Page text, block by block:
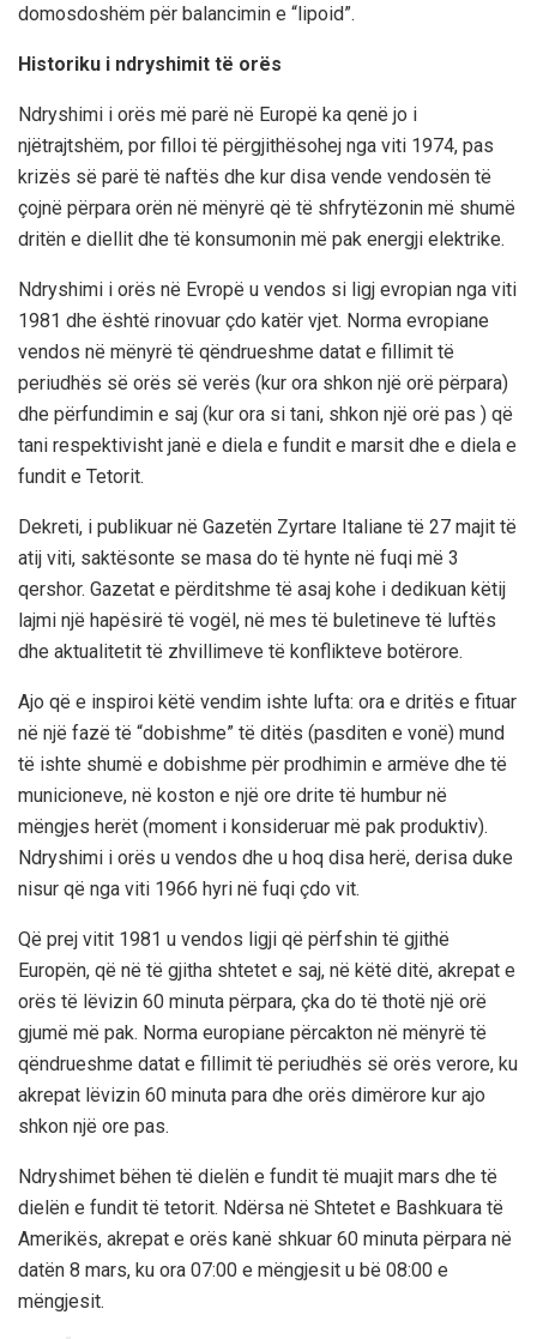
domosdoshëm për balancimin e “lipoid”.
Historiku i ndryshimit të orës
Ndryshimi i orës më parë në Europë ka qenë jo i
njëtrajtshëm, por filloi të përgjithësohej nga viti 1974, pas
krizës së parë të naftës dhe kur disa vende vendosën të
çojnë përpara orën në mënyrë që të shfrytëzonin më shumë
dritën e diellit dhe të konsumonin më pak energji elektrike.
Ndryshimi i orës në Evropë u vendos si ligj evropian nga viti
1981 dhe është rinovuar çdo katër vjet. Norma evropiane
vendos në mënyrë të qëndrueshme datat e fillimit të
periudhës së orës së verës (kur ora shkon një orë përpara)
dhe përfundimin e saj (kur ora si tani, shkon një orë pas ) që
tani respektivisht janë e diela e fundit e marsit dhe e diela e
fundit e Tetorit.
Dekreti, i publikuar në Gazetën Zyrtare Italiane të 27 majit të
atij viti, saktësonte se masa do të hynte në fuqi më 3
qershor. Gazetat e përditshme të asaj kohe i dedikuan këtij
lajmi një hapësirë të vogël, në mes të buletineve të luftës
dhe aktualitetit të zhvillimeve të konflikteve botërore.
Ajo që e inspiroi këtë vendim ishte lufta: ora e dritës e fituar
në një fazë të “dobishme” të ditës (pasditen e vonë) mund
të ishte shumë e dobishme për prodhimin e armëve dhe të
municioneve, në koston e një ore drite të humbur në
mëngjes herët (moment i konsideruar më pak produktiv).
Ndryshimi i orës u vendos dhe u hoq disa herë, derisa duke
nisur që nga viti 1966 hyri në fuqi çdo vit.
Që prej vitit 1981 u vendos ligji që përfshin të gjithë
Europën, që në të gjitha shtetet e saj, në këtë ditë, akrepat e
orës të lëvizin 60 minuta përpara, çka do të thotë një orë
gjumë më pak. Norma europiane përcakton në mënyrë të
qëndrueshme datat e fillimit të periudhës së orës verore, ku
akrepat lëvizin 60 minuta para dhe orës dimërore kur ajo
shkon një ore pas.
Ndryshimet bëhen të dielën e fundit të muajit mars dhe të
dielën e fundit të tetorit. Ndërsa në Shtetet e Bashkuara të
Amerikës, akrepat e orës kanë shkuar 60 minuta përpara në
datën 8 mars, ku ora 07:00 e mëngjesit u bë 08:00 e
mëngjesit.